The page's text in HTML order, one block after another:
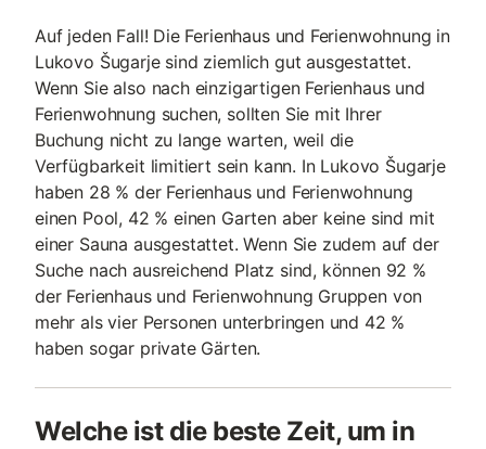
Auf jeden Fall! Die Ferienhaus und Ferienwohnung in
Lukovo Šugarje sind ziemlich gut ausgestattet.
Wenn Sie also nach einzigartigen Ferienhaus und
Ferienwohnung suchen, sollten Sie mit Ihrer
Buchung nicht zu lange warten, weil die
Verfügbarkeit limitiert sein kann. In Lukovo Šugarje
haben 28 % der Ferienhaus und Ferienwohnung
einen Pool, 42 % einen Garten aber keine sind mit
einer Sauna ausgestattet. Wenn Sie zudem auf der
Suche nach ausreichend Platz sind, können 92 %
der Ferienhaus und Ferienwohnung Gruppen von
mehr als vier Personen unterbringen und 42 %
haben sogar private Gärten.
Welche ist die beste Zeit, um in